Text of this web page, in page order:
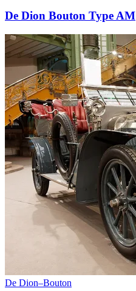
De Dion Bouton Type AM
De Dion–Bouton